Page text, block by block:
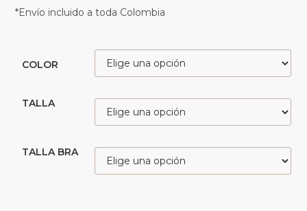
*Envío incluido a toda Colombia
COLOR
TALLA
TALLA BRA